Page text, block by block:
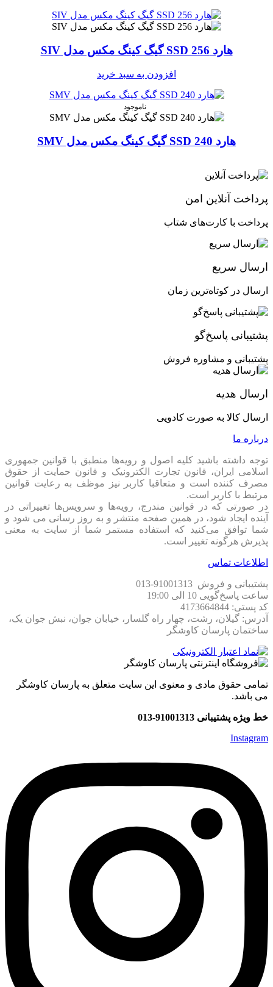
هارد SSD 256 گیگ کینگ‌ مکس مدل SIV
افزودن به سبد خرید
ناموجود
هارد SSD 240 گیگ کینگ‌ مکس مدل SMV
پرداخت آنلاین امن
پرداخت با کارت‌های شتاب
ارسال سریع
ارسال در کوتاه‌ترین زمان
پشتیبانی پاسخ‌گو
پشتیبانی و مشاوره فروش
ارسال هدیه
ارسال کالا به صورت کادویی
درباره ما
توجه داشته باشید کلیه اصول و رویه‏‌ها منطبق با قوانین جمهوری
اسلامی ایران، قانون تجارت الکترونیک و قانون حمایت از حقوق
مصرف کننده است و متعاقبا کاربر نیز موظف به رعایت قوانین
مرتبط با کاربر است.
در صورتی که در قوانین مندرج، رویه‏‌ها و سرویس‏‌ها تغییراتی در
آینده ایجاد شود، در همین صفحه منتشر و به روز رسانی می شود و
شما توافق می‏‌کنید که استفاده مستمر شما از سایت به معنی
پذیرش هرگونه تغییر است.
اطلاعات تماس
پشتیبانی و فروش 91001313-013
ساعت پاسخ‌گویی 10 الی 19:00
کد پستی: 4173664844
آدرس: گیلان، رشت، چهار راه گلسار، خیابان جوان، نبش جوان یک،
ساختمان پارسان کاوشگر
تمامی حقوق مادی و معنوی این سایت متعلق به پارسان کاوشگر
می باشد.
خط ویژه پشتیبانی 91001313-013
Instagram